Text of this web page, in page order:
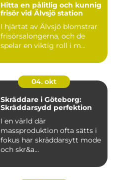
Hitta en pålitlig och kunnig
frisör vid Älvsjö station
I hjärtat av Älvsjö blomstrar
frisörsalongerna, och de
spelar en viktig roll i m...
04. okt
Skräddare i Göteborg:
Skräddarsydd perfektion
I en värld där
massproduktion ofta sätts i
fokus har skräddarsytt mode
och skr&a...